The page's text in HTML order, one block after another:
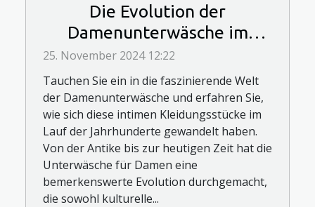
Die Evolution der
Damenunterwäsche im
Laufe der Jahrhunderte
25. November 2024 12:22
Tauchen Sie ein in die faszinierende Welt
der Damenunterwäsche und erfahren Sie,
wie sich diese intimen Kleidungsstücke im
Lauf der Jahrhunderte gewandelt haben.
Von der Antike bis zur heutigen Zeit hat die
Unterwäsche für Damen eine
bemerkenswerte Evolution durchgemacht,
die sowohl kulturelle...